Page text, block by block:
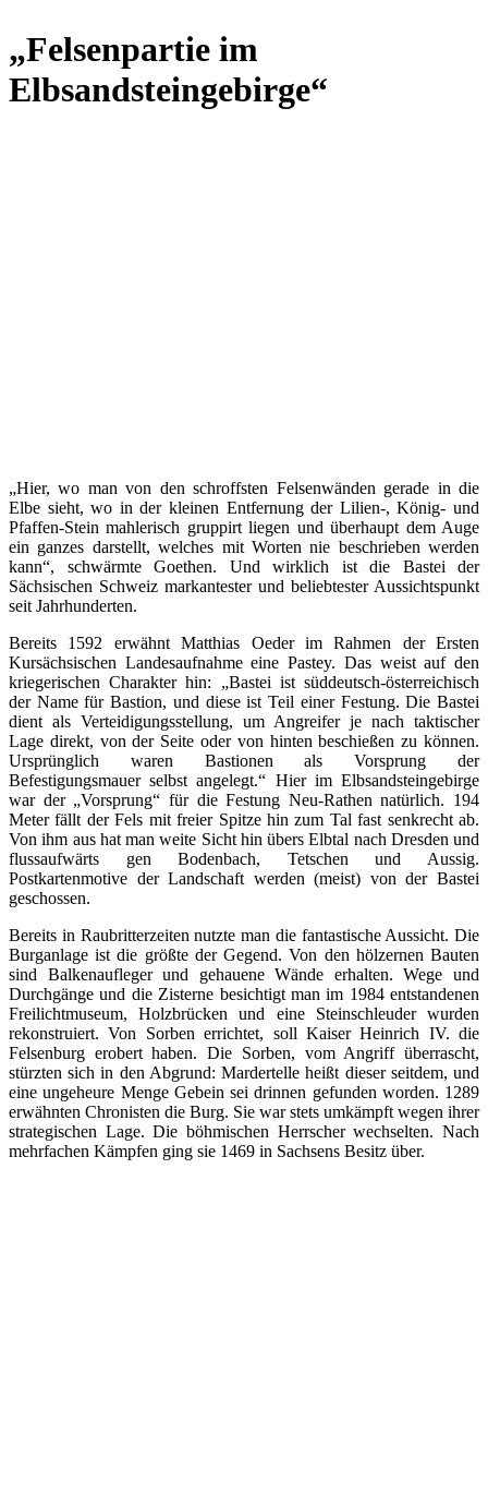
„Felsenpartie im
Elbsandsteingebirge“
„Hier, wo man von den schroffsten Felsenwänden gerade in die
Elbe sieht, wo in der kleinen Entfernung der Lilien-, König- und
Pfaffen-Stein mahlerisch gruppirt liegen und überhaupt dem Auge
ein ganzes darstellt, welches mit Worten nie beschrieben werden
kann“, schwärmte Goethen. Und wirklich ist die Bastei der
Sächsischen Schweiz markantester und beliebtester Aussichtspunkt
seit Jahrhunderten.
Bereits 1592 erwähnt Matthias Oeder im Rahmen der Ersten
Kursächsischen Landesaufnahme eine Pastey. Das weist auf den
kriegerischen Charakter hin: „Bastei ist süddeutsch-österreichisch
der Name für Bastion, und diese ist Teil einer Festung. Die Bastei
dient als Verteidigungsstellung, um Angreifer je nach taktischer
Lage direkt, von der Seite oder von hinten beschießen zu können.
Ursprünglich waren Bastionen als Vorsprung der
Befestigungsmauer selbst angelegt.“ Hier im Elbsandsteingebirge
war der „Vorsprung“ für die Festung Neu-Rathen natürlich. 194
Meter fällt der Fels mit freier Spitze hin zum Tal fast senkrecht ab.
Von ihm aus hat man weite Sicht hin übers Elbtal nach Dresden und
fluss­aufwärts gen Bodenbach, Tetschen und Aussig.
Postkartenmotive der Landschaft werden (meist) von der Bastei
geschossen.
Bereits in Raubritterzeiten nutzte man die fantastische Aussicht. Die
Burganlage ist die größte der Gegend. Von den hölzernen Bauten
sind Balkenaufleger und gehauene Wände erhalten. Wege und
Durchgänge und die Zisterne besichtigt man im 1984 entstandenen
Freilichtmuseum, Holzbrücken und eine Steinschleuder wurden
rekonstruiert. Von Sorben errichtet, soll Kaiser Heinrich IV. die
Felsenburg erobert haben. Die Sorben, vom Angriff überrascht,
stürzten sich in den Abgrund: Mardertelle heißt dieser seitdem, und
eine ungeheure Menge Gebein sei drinnen gefunden worden. 1289
erwähnten Chronisten die Burg. Sie war stets umkämpft wegen ihrer
strategischen Lage. Die böhmischen Herrscher wechselten. Nach
mehrfachen Kämpfen ging sie 1469 in Sachsens Besitz über.